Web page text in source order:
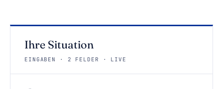
Ihre Situation
EINGABEN · 2 FELDER · LIVE